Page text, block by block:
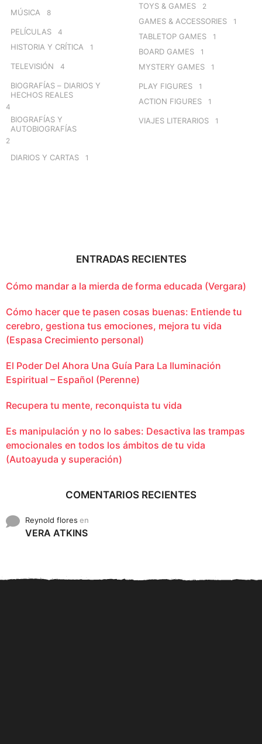
MÚSICA 8
PELÍCULAS 4
HISTORIA Y CRÍTICA 1
TELEVISIÓN 4
BIOGRAFÍAS – DIARIOS Y
HECHOS REALES
4
BIOGRAFÍAS Y
AUTOBIOGRAFÍAS
2
DIARIOS Y CARTAS 1
TOYS & GAMES 2
GAMES & ACCESSORIES 1
TABLETOP GAMES 1
BOARD GAMES 1
MYSTERY GAMES 1
PLAY FIGURES 1
ACTION FIGURES 1
VIAJES LITERARIOS 1
ENTRADAS RECIENTES
Cómo mandar a la mierda de forma educada (Vergara)
Cómo hacer que te pasen cosas buenas: Entiende tu
cerebro, gestiona tus emociones, mejora tu vida
(Espasa Crecimiento personal)
El Poder Del Ahora Una Guía Para La Iluminación
Espiritual – Español (Perenne)
Recupera tu mente, reconquista tu vida
Es manipulación y no lo sabes: Desactiva las trampas
emocionales en todos los ámbitos de tu vida
(Autoayuda y superación)
COMENTARIOS RECIENTES
Reynold flores en
VERA ATKINS